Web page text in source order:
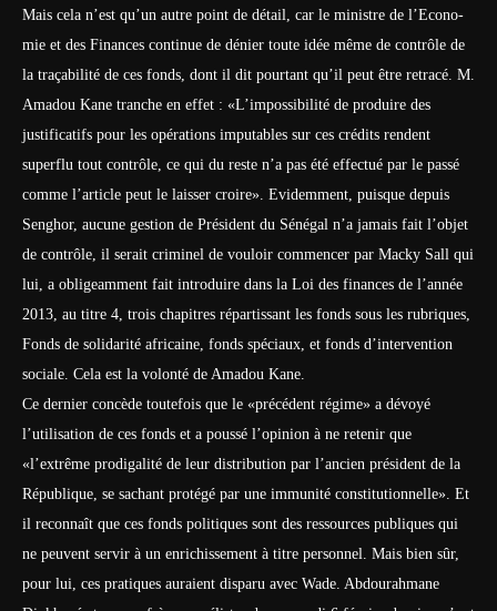
Mais cela n’est qu’un autre point de détail, car le ministre de l’Eco­no­
mie et des Finances continue de dé­nier toute idée même de contrôle de
la traçabilité de ces fonds, dont il dit pourtant qu’il peut être retracé. M.
Amadou Kane tranche en effet : «L’impossibilité de produire des
justificatifs pour les opérations imputables sur ces crédits rendent
superflu tout contrôle, ce qui du reste n’a pas été effectué par le passé
comme l’article peut le laisser croire». Evidemment, puisque depuis
Sen­ghor, aucune gestion de Prési­dent du Sénégal n’a jamais fait l’objet
de contrôle, il serait criminel de vouloir commencer par Macky Sall qui
lui, a obligeamment fait introduire dans la Loi des finances de l’année
2013, au titre 4, trois chapitres répartissant les fonds sous les rubriques,
Fonds de solidarité africaine, fonds spéciaux, et fonds d’intervention
sociale. Cela est la volonté de Amadou Kane.
Ce dernier concède toutefois que le «précédent régime» a dévoyé
l’utilisation de ces fonds et a poussé l’opinion à ne retenir que
«l’extrême prodigalité de leur distribution par l’ancien président de la
République, se sachant protégé par une immunité constitutionnelle». Et
il reconnaît que ces fonds politiques sont des ressources publiques qui
ne peuvent servir à un enrichissement à titre personnel. Mais bien sûr,
pour lui, ces pratiques auraient disparu avec Wade. Abdourahmane